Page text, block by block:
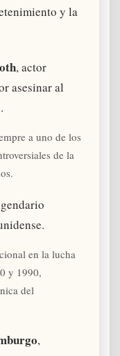
y la
, actor
asesinar al
a uno de los
de la
en la lucha
y 1990,
del
,